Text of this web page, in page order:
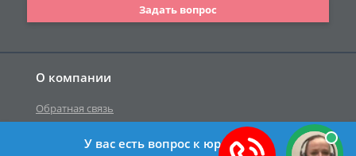
О компании
Обратная связь
Задать вопрос
У вас есть вопрос к юристу?